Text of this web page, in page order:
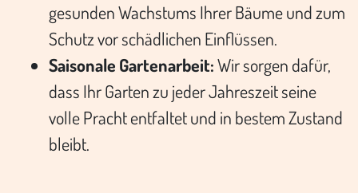
gesunden Wachstums Ihrer Bäume und zum
Schutz vor schädlichen Einflüssen.
Saisonale Gartenarbeit:Wir sorgen dafür,
dass Ihr Garten zu jeder Jahreszeit seine
volle Pracht entfaltet und in bestem Zustand
bleibt.